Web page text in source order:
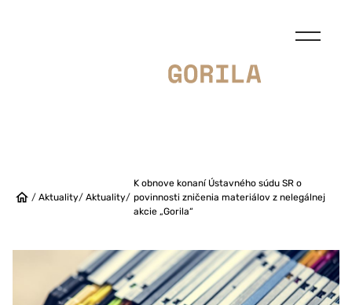
/ Aktuality/ Aktuality/
K obnove konaní Ústavného súdu SR o
povinnosti zničenia materiálov z nelegálnej
akcie „Gorila“